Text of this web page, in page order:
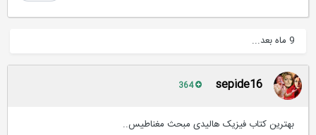
sepide16
بهترین کتاب فیزیک هالیدی مبحث مغناطیس..